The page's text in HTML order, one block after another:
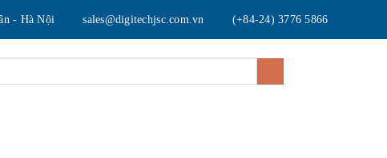
- Hà Nội sales@digitechjsc.com.vn (+84-24) 3776 5866